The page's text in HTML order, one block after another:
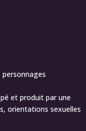
personnages
et produit par une
orientations sexuelles